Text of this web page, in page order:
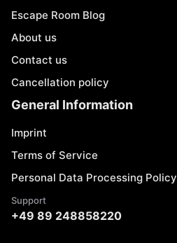
Escape Room Blog
About us
Contact us
Cancellation policy
General Information
Imprint
Terms of Service
Personal Data Processing Policy
Support
+49 89 248858220